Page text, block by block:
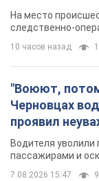
протокол.
На место
следственно-
10 часов назад
"Воюют,
Черновцах
проявил
военным и
Видео
Водителя уволили
пассажирами и
7.08.2026 15:47